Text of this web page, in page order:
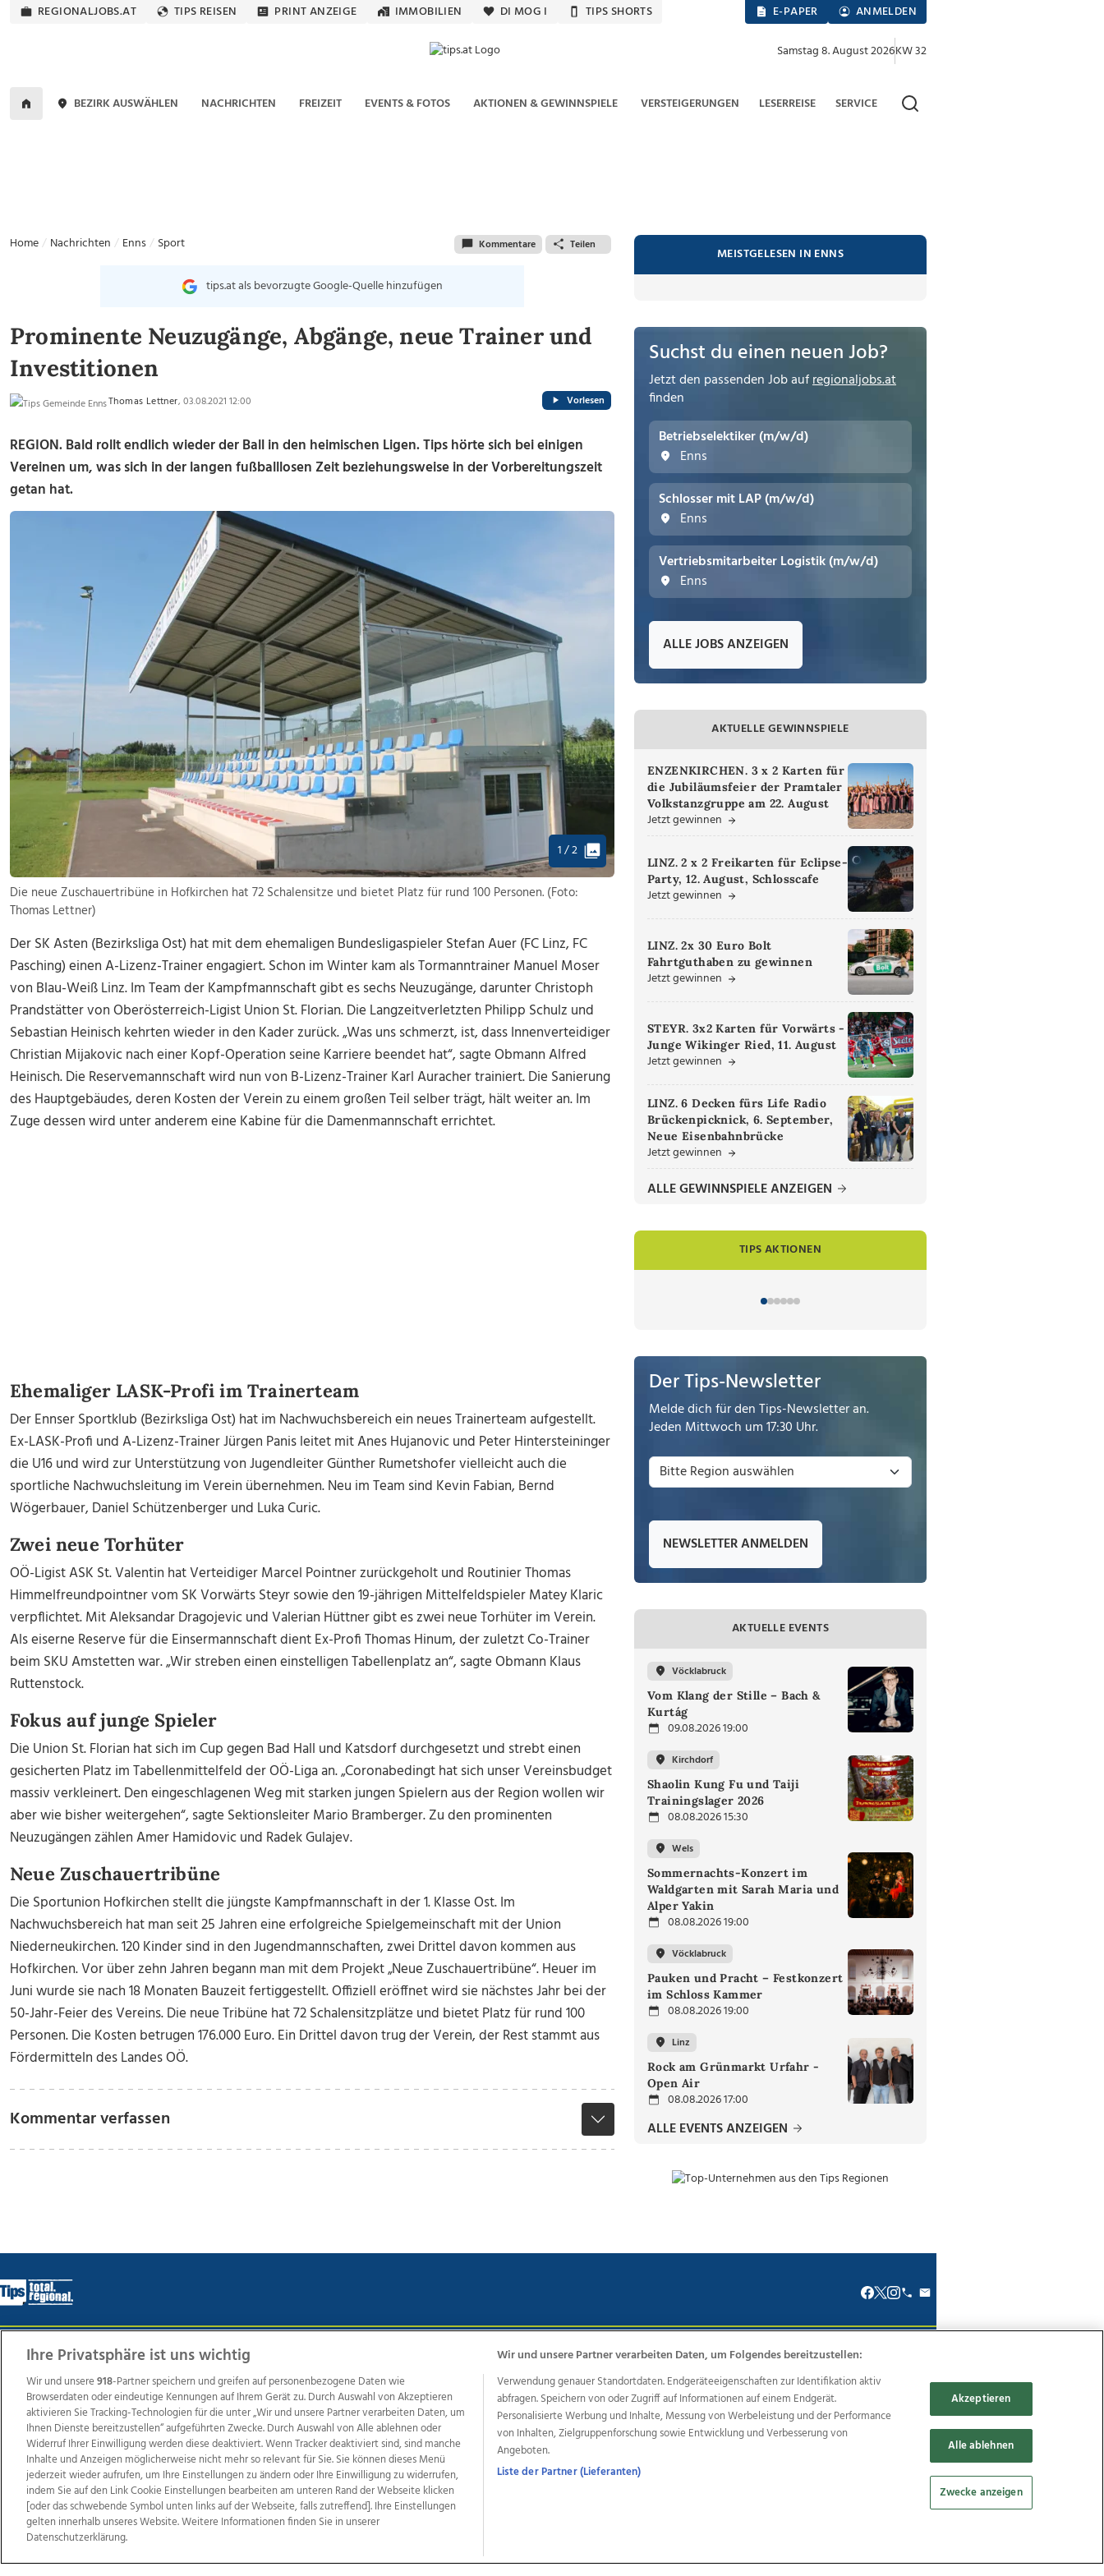
REGIONALJOBS.AT TIPS REISEN PRINT ANZEIGE IMMOBILIEN DI MOG I TIPS SHORTS E-PAPER ANMELDEN
Samstag 8. August 2026KW 32
BEZIRK AUSWÄHLEN NACHRICHTEN FREIZEIT EVENTS & FOTOS AKTIONEN & GEWINNSPIELE VERSTEIGERUNGEN LESERREISE SERVICE
Home Nachrichten Enns Sport Kommentare Teilen
tips.at als bevorzugte Google-Quelle hinzufügen
Prominente Neuzugänge, Abgänge, neue Trainer und
Investitionen
Thomas Lettner, 03.08.2021 12:00 Vorlesen
REGION. Bald rollt endlich wieder der Ball in den heimischen Ligen. Tips hörte sich bei einigen
Vereinen um, was sich in der langen fußballlosen Zeit beziehungsweise in der Vorbereitungszeit
getan hat.
1 / 2
Die neue Zuschauertribüne in Hofkirchen hat 72 Schalensitze und bietet Platz für rund 100 Personen. (Foto:
Thomas Lettner)
Der SK Asten (Bezirksliga Ost) hat mit dem ehemaligen Bundesligaspieler Stefan Auer (FC Linz, FC
Pasching) einen A-Lizenz-Trainer engagiert. Schon im Winter kam als Tormanntrainer Manuel Moser
von Blau-Weiß Linz. Im Team der Kampfmannschaft gibt es sechs Neuzugänge, darunter Christoph
Prandstätter von Oberösterreich-Ligist Union St. Florian. Die Langzeitverletzten Philipp Schulz und
Sebastian Heinisch kehrten wieder in den Kader zurück. „Was uns schmerzt, ist, dass Innenverteidiger
Christian Mijakovic nach einer Kopf-Operation seine Karriere beendet hat“, sagte Obmann Alfred
Heinisch. Die Reservemannschaft wird nun von B-Lizenz-Trainer Karl Auracher trainiert. Die Sanierung
des Hauptgebäudes, deren Kosten der Verein zu einem großen Teil selber trägt, hält weiter an. Im
Zuge dessen wird unter anderem eine Kabine für die Damenmannschaft errichtet.
Ehemaliger LASK-Profi im Trainerteam
Der Ennser Sportklub (Bezirksliga Ost) hat im Nachwuchsbereich ein neues Trainerteam aufgestellt.
Ex-LASK-Profi und A-Lizenz-Trainer Jürgen Panis leitet mit Anes Hujanovic und Peter Hintersteininger
die U16 und wird zur Unterstützung von Jugendleiter Günther Rumetshofer vielleicht auch die
sportliche Nachwuchsleitung im Verein übernehmen. Neu im Team sind Kevin Fabian, Bernd
Wögerbauer, Daniel Schützenberger und Luka Curic.
Zwei neue Torhüter
OÖ-Ligist ASK St. Valentin hat Verteidiger Marcel Pointner zurückgeholt und Routinier Thomas
Himmelfreundpointner vom SK Vorwärts Steyr sowie den 19-jährigen Mittelfeldspieler Matey Klaric
verpflichtet. Mit Aleksandar Dragojevic und Valerian Hüttner gibt es zwei neue Torhüter im Verein.
Als eiserne Reserve für die Einsermannschaft dient Ex-Profi Thomas Hinum, der zuletzt Co-Trainer
beim SKU Amstetten war. „Wir streben einen einstelligen Tabellenplatz an“, sagte Obmann Klaus
Ruttenstock.
Fokus auf junge Spieler
Die Union St. Florian hat sich im Cup gegen Bad Hall und Katsdorf durchgesetzt und strebt einen
gesicherten Platz im Tabellenmittelfeld der OÖ-Liga an. „Coronabedingt hat sich unser Vereinsbudget
massiv verkleinert. Den eingeschlagenen Weg mit starken jungen Spielern aus der Region wollen wir
aber wie bisher weitergehen“, sagte Sektionsleiter Mario Bramberger. Zu den prominenten
Neuzugängen zählen Amer Hamidovic und Radek Gulajev.
Neue Zuschauertribüne
Die Sportunion Hofkirchen stellt die jüngste Kampfmannschaft in der 1. Klasse Ost. Im
Nachwuchsbereich hat man seit 25 Jahren eine erfolgreiche Spielgemeinschaft mit der Union
Niederneukirchen. 120 Kinder sind in den Jugendmannschaften, zwei Drittel davon kommen aus
Hofkirchen. Vor über zehn Jahren begann man mit dem Projekt „Neue Zuschauertribüne“. Heuer im
Juni wurde sie nach 18 Monaten Bauzeit fertiggestellt. Offiziell eröffnet wird sie nächstes Jahr bei der
50-Jahr-Feier des Vereins. Die neue Tribüne hat 72 Schalensitzplätze und bietet Platz für rund 100
Personen. Die Kosten betrugen 176.000 Euro. Ein Drittel davon trug der Verein, der Rest stammt aus
Fördermitteln des Landes OÖ.
Kommentar verfassen
MEISTGELESEN IN ENNS
Suchst du einen neuen Job?
Jetzt den passenden Job aufregionaljobs.at
finden
Betriebselektiker (m/w/d)
Enns
Schlosser mit LAP (m/w/d)
Enns
Vertriebsmitarbeiter Logistik (m/w/d)
Enns
ALLE JOBS ANZEIGEN
AKTUELLE GEWINNSPIELE
ENZENKIRCHEN. 3 x 2 Karten für
die Jubiläumsfeier der Pramtaler
Volkstanzgruppe am 22. August
Jetzt gewinnen
LINZ. 2 x 2 Freikarten für Eclipse-
Party, 12. August, Schlosscafe
Jetzt gewinnen
LINZ. 2x 30 Euro Bolt
Fahrtguthaben zu gewinnen
Jetzt gewinnen
STEYR. 3x2 Karten für Vorwärts -
Junge Wikinger Ried, 11. August
Jetzt gewinnen
LINZ. 6 Decken fürs Life Radio
Brückenpicknick, 6. September,
Neue Eisenbahnbrücke
Jetzt gewinnen
ALLE GEWINNSPIELE ANZEIGEN
TIPS AKTIONEN
Der Tips-Newsletter
Melde dich für den Tips-Newsletter an.
Jeden Mittwoch um 17:30 Uhr.
NEWSLETTER ANMELDEN
AKTUELLE EVENTS
Vöcklabruck
Vom Klang der Stille – Bach &
Kurtág
09.08.2026 19:00
Kirchdorf
Shaolin Kung Fu und Taiji
Trainingslager 2026
08.08.2026 15:30
Wels
Sommernachts-Konzert im
Waldgarten mit Sarah Maria und
Alper Yakin
08.08.2026 19:00
Vöcklabruck
Pauken und Pracht – Festkonzert
im Schloss Kammer
08.08.2026 19:00
Linz
Rock am Grünmarkt Urfahr -
Open Air
08.08.2026 17:00
ALLE EVENTS ANZEIGEN
Wir über uns Mediadaten Kontakt AGB Anzeigekunden AGB Website Ehrenkodex Politische Werbung
Weitere Angebote des Medienhauses Wimmer
TV1 di-mog-i.at OÖNow Ischler Woche Life Radio OÖNachrichten OÖN Immobilien
Regionaljobs
wasistlos.at wirtrauern.at
Copyrights © 2026 Tips Zeitungs GmbH & Co KG
Ihre Privatsphäre ist uns wichtig
Wir und unsere918-Partner speichern und greifen auf personenbezogene Daten wie
Browserdaten oder eindeutige Kennungen auf Ihrem Gerät zu. Durch Auswahl von Akzeptieren
aktivieren Sie Tracking-Technologien für die unter „Wir und unsere Partner verarbeiten Daten, um
Ihnen Dienste bereitzustellen“ aufgeführten Zwecke. Durch Auswahl von Alle ablehnen oder
Widerruf Ihrer Einwilligung werden diese deaktiviert. Wenn Tracker deaktiviert sind, sind manche
Inhalte und Anzeigen möglicherweise nicht mehr so relevant für Sie. Sie können dieses Menü
jederzeit wieder aufrufen, um Ihre Einstellungen zu ändern oder Ihre Einwilligung zu widerrufen,
indem Sie auf den Link Cookie Einstellungen bearbeiten am unteren Rand der Webseite klicken
[oder das schwebende Symbol unten links auf der Webseite, falls zutreffend]. Ihre Einstellungen
gelten innerhalb unseres Website. Weitere Informationen finden Sie in unserer
Datenschutzerklärung.
Wir und unsere Partner verarbeiten Daten, um Folgendes bereitzustellen:
Verwendung genauer Standortdaten. Endgeräteeigenschaften zur Identifikation aktiv
abfragen. Speichern von oder Zugriff auf Informationen auf einem Endgerät.
Personalisierte Werbung und Inhalte, Messung von Werbeleistung und der Performance
von Inhalten, Zielgruppenforschung sowie Entwicklung und Verbesserung von
Angeboten.
Liste der Partner (Lieferanten)
Akzeptieren
Alle ablehnen
Zwecke anzeigen